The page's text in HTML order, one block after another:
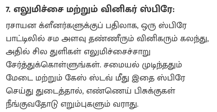
7. எலுமிச்சை மற்றும் வினிகர் ஸ்பிரே:
ரசாயன க்ளீனர்களுக்குப் பதிலாக, ஒரு ஸ்பிரே
பாட்டிலில் சம அளவு தண்ணீரும் வினிகரும் கலந்து,
அதில் சில துளிகள் எலுமிச்சைச்சாறு
சேர்த்துக்கொள்ளுங்கள். சமையல் முடிந்ததும்
மேடை மற்றும் கேஸ் ஸ்டவ் மீது இதை ஸ்பிரே
செய்து துடைத்தால், எண்ணெய் பிசுக்குகள்
நீங்குவதோடு எறும்புகளும் வராது.